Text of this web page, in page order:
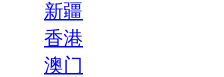
新疆
香港
澳门